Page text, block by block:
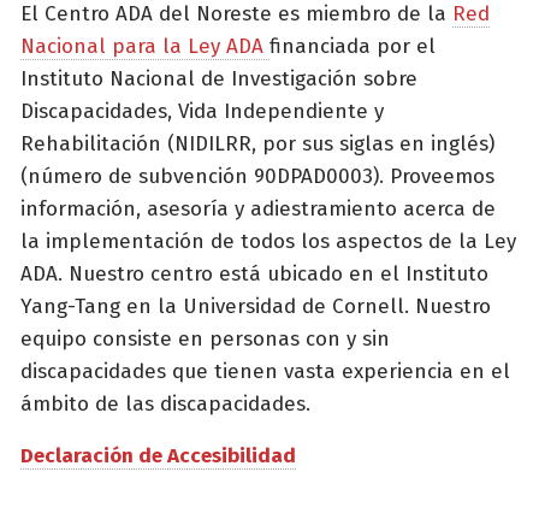
El Centro ADA del Noreste es miembro de la Red
Nacional para la Ley ADA financiada por el
Instituto Nacional de Investigación sobre
Discapacidades, Vida Independiente y
Rehabilitación (NIDILRR, por sus siglas en inglés)
(número de subvención 90DPAD0003). Proveemos
información, asesoría y adiestramiento acerca de
la implementación de todos los aspectos de la Ley
ADA. Nuestro centro está ubicado en el Instituto
Yang-Tang en la Universidad de Cornell. Nuestro
equipo consiste en personas con y sin
discapacidades que tienen vasta experiencia en el
ámbito de las discapacidades.
Declaración de Accesibilidad